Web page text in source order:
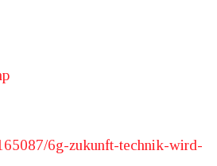
6g-zukunft-technik-wird-